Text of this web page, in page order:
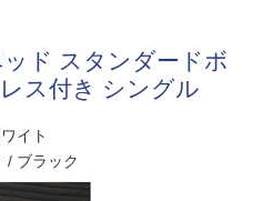
ド スタンダードボ
ス付き シングル
イト
ブラック